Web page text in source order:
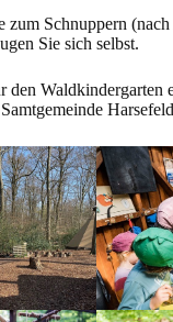
zum Schnuppern
Sie sich selbst.
den Waldkindergarten